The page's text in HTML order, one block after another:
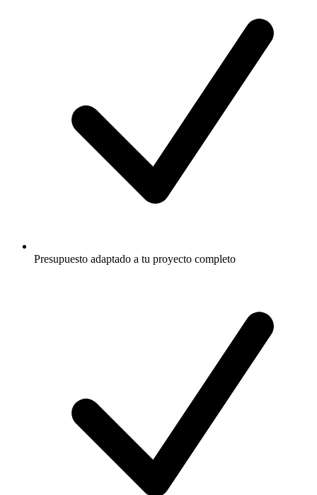
Presupuesto adaptado a tu proyecto completo